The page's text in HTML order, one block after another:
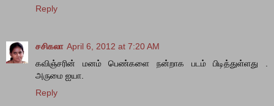
Reply
சசிகலா April 6, 2012 at 7:20 AM
கவிஞ்சரின் மனம் பெண்களை நன்றாக படம் பிடித்துள்ளது .
அருமை ஐயா.
Reply